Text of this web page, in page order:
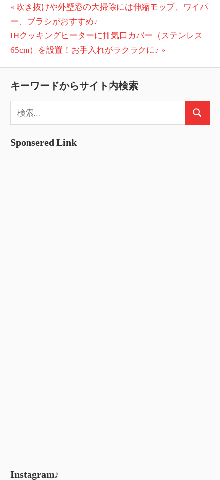
投
稿
ナ
ビ
ゲ
ー
シ
ョ
前
の
投
稿:
吹き抜けや外壁窓の大掃除には伸縮モップ、ワイパ
ー、ブラシがおすすめ♪
次
の
IHクッキングヒーターに排気口カバー（ステンレス
65cm）を設置！お手入れがラクラクに♪
キーワードからサイト内検索
索:
検
Sponsered Link
Instagram♪